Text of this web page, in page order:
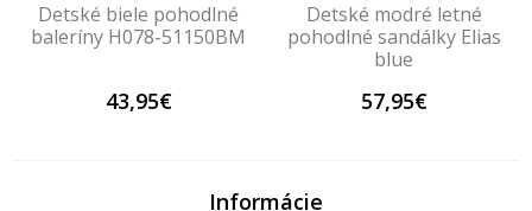
Detské biele pohodlné
baleríny H078-51150BM
43,95€
Detské modré letné
pohodlné sandálky Elias
blue
57,95€
Informácie